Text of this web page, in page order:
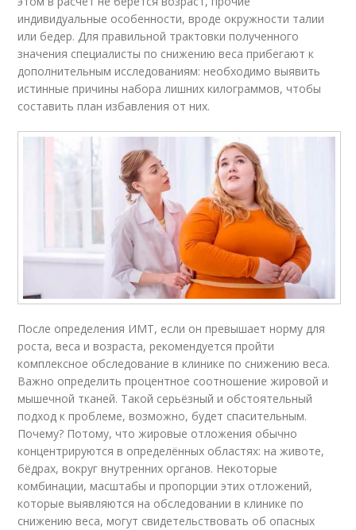
индивидуальные особенности, вроде окружности талии
или бедер. Для правильной трактовки полученного
значения специалисты по снижению веса прибегают к
дополнительным исследованиям: необходимо выявить
истинные причины набора лишних килограммов, чтобы
составить план избавления от них.
После определения ИМТ, если он превышает норму для
роста, веса и возраста, рекомендуется пройти
комплексное обследование в клинике по снижению веса.
Важно определить процентное соотношение жировой и
мышечной тканей. Такой серьёзный и обстоятельный
подход к проблеме, возможно, будет спасительным.
Почему? Потому, что жировые отложения обычно
концентрируются в определённых областях: на животе,
бёдрах, вокруг внутренних органов. Некоторые
комбинации, масштабы и пропорции этих отложений,
которые выявляются на обследовании в клинике по
снижению веса, могут свидетельствовать об опасных